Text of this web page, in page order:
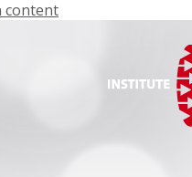
content